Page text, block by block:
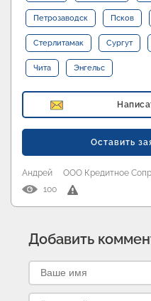
Петрозаводск Псков
Стерлитамак Сургут
Чита Энгельс
Оставить
Андрей ООО Кредитное
100
Добавить